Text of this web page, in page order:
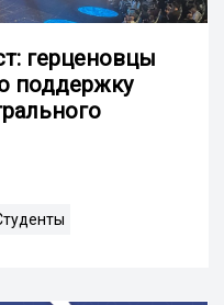
герценовцы
поддержку